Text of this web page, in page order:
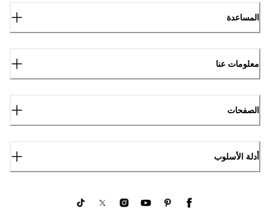
المساعدة
معلومات عنا
الصفحات
أدلة الأسلوب